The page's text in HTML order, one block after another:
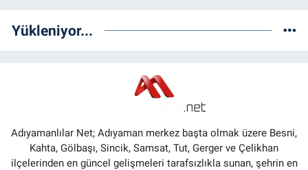
Yükleniyor...
Adıyamanlılar Net; Adıyaman merkez başta olmak üzere Besni,
Kahta, Gölbaşı, Sincik, Samsat, Tut, Gerger ve Çelikhan
ilçelerinden en güncel gelişmeleri tarafsızlıkla sunan, şehrin en